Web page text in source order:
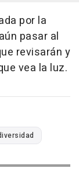
por la
pasar al
revisarán y
vea la luz.